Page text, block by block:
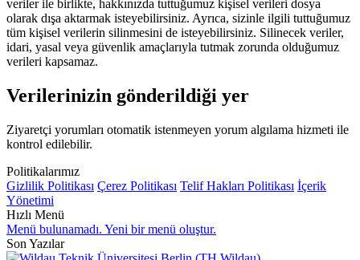
veriler ile birlikte, hakkınızda tuttuğumuz kişisel verileri dosya
olarak dışa aktarmak isteyebilirsiniz. Ayrıca, sizinle ilgili tuttuğumuz
tüm kişisel verilerin silinmesini de isteyebilirsiniz. Silinecek veriler,
idari, yasal veya güvenlik amaçlarıyla tutmak zorunda olduğumuz
verileri kapsamaz.
Verilerinizin gönderildiği yer
Ziyaretçi yorumları otomatik istenmeyen yorum algılama hizmeti ile
kontrol edilebilir.
Politikalarımız
Gizlilik Politikası Çerez Politikası Telif Hakları Politikası İçerik
Yönetimi
Hızlı Menü
Menü bulunamadı. Yeni bir menü oluştur.
Son Yazılar